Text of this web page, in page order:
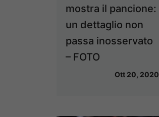
mostra il pancione:
un dettaglio non
passa inosservato
– FOTO
Ott 20, 2020